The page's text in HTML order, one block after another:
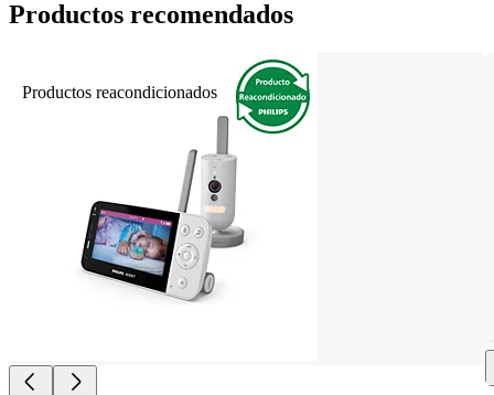
Productos recomendados
Productos reacondicionados